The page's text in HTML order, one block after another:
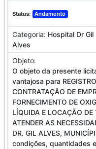
Status: Andamento
Categoria: Hospital Dr Gil
Alves
Objeto:
O objeto da presente
vantajosa para
CONTRATAÇÃO DE
FORNECIMENTO DE
LÍQUIDA E LOCAÇÃO DE
ATENDER AS
DR. GIL ALVES,
condições, quantidades